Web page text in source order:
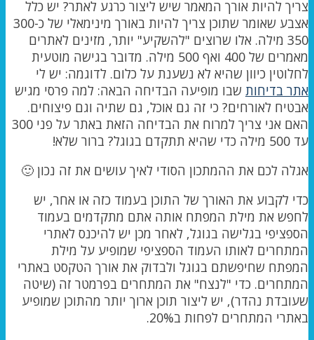
צריך להיות אורך המאמר שיש ליצור כרגע לאתר? יש כלל
אצבע שאומר שתוכן צריך להיות באורך מינימאלי של כ300-
350 מילה. אלו שרוצים "להשקיע" יותר, מזינים לאתרים
מאמרים של 400 ואף 500 מילה. מדובר בגישה מוטעית
לחלוטין כיוון שהיא לא נשענת על כלום. לדוגמה: יש לי
אתר בדיחות שבו מופיעה הבדיחה הבאה: למה פרסי מגיש
אבטיח לאורחים? כי זה גם אוכל, גם שתיה וגם פיצוחים.
האם אני צריך למרוח את הבדיחה הזאת באתר על פני 300
עד 500 מילה כדי שהיא תתקדם בגוגל? ברור שלא!
אגלה לכם את ההמתכון הסודי לאיך עושים את זה נכון 🙂
כדי לקבוע את האורך של התוכן בעמוד כזה או אחר, יש
לחפש את מילת המפתח אותה אתם מתקדמים בעמוד
הספציפי בגלישה בגוגל, לאחר מכן יש להיכנס לאתרי
המתחרים לאותו העמוד הספציפי שמופיע על מילת
המפתח שחיפשתם בגוגל ולבדוק את אורך הטקסט באתרי
המתחרים. כדי "לנצח" את המתחרים בפרמטר זה (שיטה
שעובדת נהדר), יש ליצור תוכן ארוך יותר מהתוכן שמופיע
באתרי המתחרים לפחות ב20%.